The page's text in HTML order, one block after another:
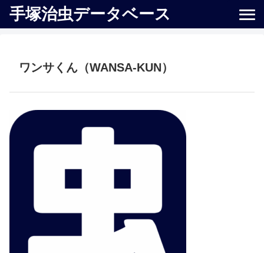
手塚治虫データベース
ワンサくん（WANSA-KUN）